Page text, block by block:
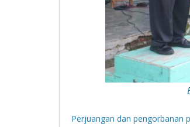
Perjuangan dan pengorbanan